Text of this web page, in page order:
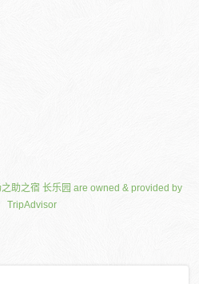
助之宿 长乐园 are owned & provided by
TripAdvisor